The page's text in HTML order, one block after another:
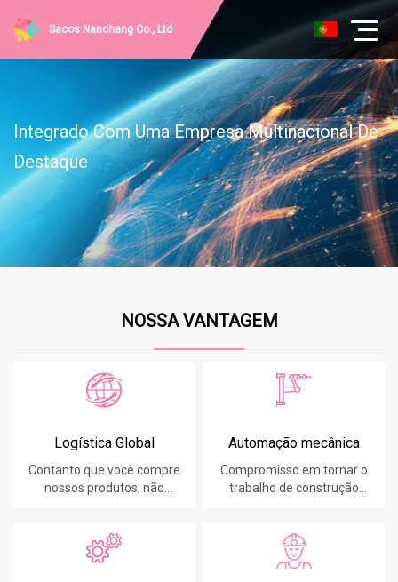
Sacos Nanchang Co., Ltd
Integrado Com Uma Empresa Multinacional De
Destaque
NOSSA VANTAGEM
Logística Global
Contanto que você compre
nossos produtos, não
serviço de logística.
Automação mecânica
Compromisso em tornar o
trabalho de construção